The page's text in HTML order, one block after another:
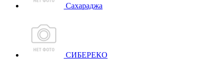
Сахараджа
СИБЕРЕКО